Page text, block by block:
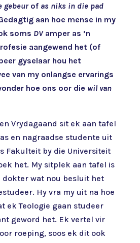
gebeurof as niks in die pad
aan hoe mense in my
soms DVamper as ’n
aangewend het (of
gyselaar hou het
van my onlangse ervarings
hoe ons oor die wil van
Vrydagaand sit ek aan tafel
en nagraadse studente uit
Fakulteit by die Universiteit
het. My sitplek aan tafel is
dokter wat nou besluit het
Hy vra my uit na hoe
ek Teologie gaan studeer
geword het. Ek vertel vir
roeping, soos ek dit ook